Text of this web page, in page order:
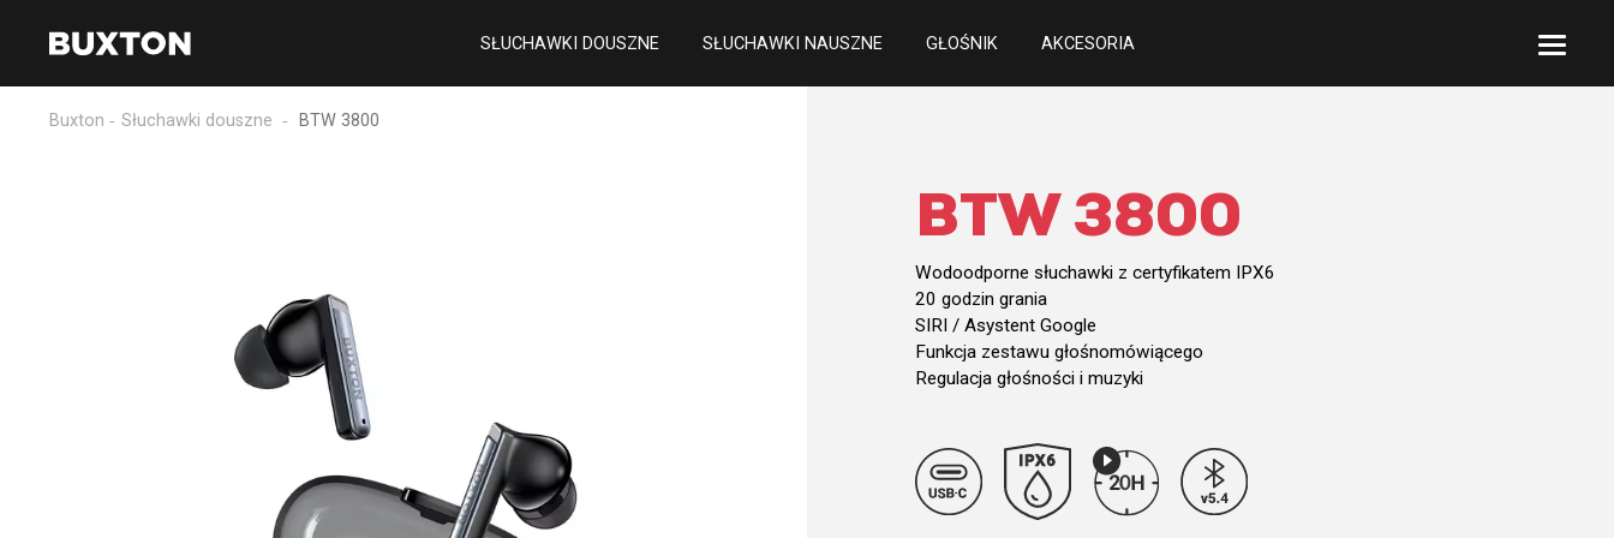
SŁUCHAWKI DOUSZNE SŁUCHAWKI NAUSZNE GŁOŚNIK AKCESORIA
Buxton Słuchawki douszne BTW 3800
BTW 3800
Wodoodporne słuchawki z certyfikatem IPX6
20 godzin grania
SIRI / Asystent Google
Funkcja zestawu głośnomówiącego
Regulacja głośności i muzyki